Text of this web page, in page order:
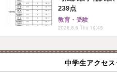
239点
教育・受験
2026.8.6 Thu 19:45
中学生アクセ